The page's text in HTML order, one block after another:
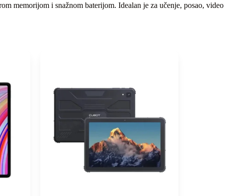
memorijom i snažnom baterijom. Idealan je za učenje, posao, video